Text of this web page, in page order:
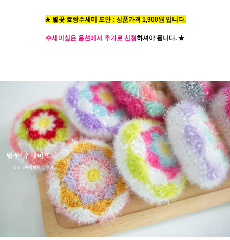
★ 별꽃 호빵수세미 도안 : 상품가격 1,900원 입니다.
수세미실은 옵션에서 추가로 신청하셔야 됩니다. ★